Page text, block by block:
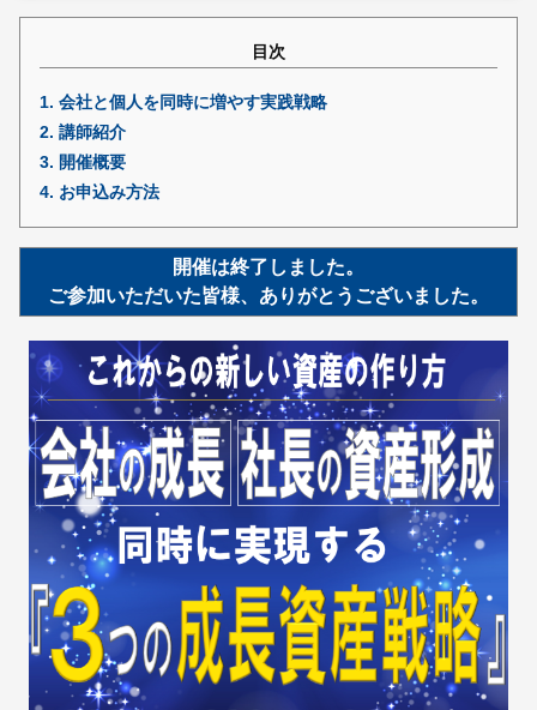
2026 税理士法人新日本経営
目次
1. 会社と個人を同時に増やす実践戦略
2. 講師紹介
3. 開催概要
4. お申込み方法
開催は終了しました。
ご参加いただいた皆様、ありがとうございました。